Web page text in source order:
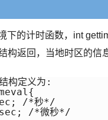
下的计时函数，int
构返回，当地时区的信
定义为:
/*秒*/
/*微秒*/